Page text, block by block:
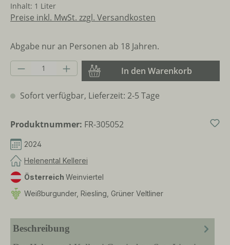
Inhalt: 1 Liter
Preise inkl. MwSt. zzgl. Versandkosten
Abgabe nur an Personen ab 18 Jahren.
Produkt Anzahl: Gib den gewünschten
In den Warenkorb
Sofort verfügbar, Lieferzeit: 2-5 Tage
Produktnummer: FR-305052
2024
Helenental Kellerei
Österreich Weinviertel
Weißburgunder, Riesling, Grüner Veltliner
Beschreibung